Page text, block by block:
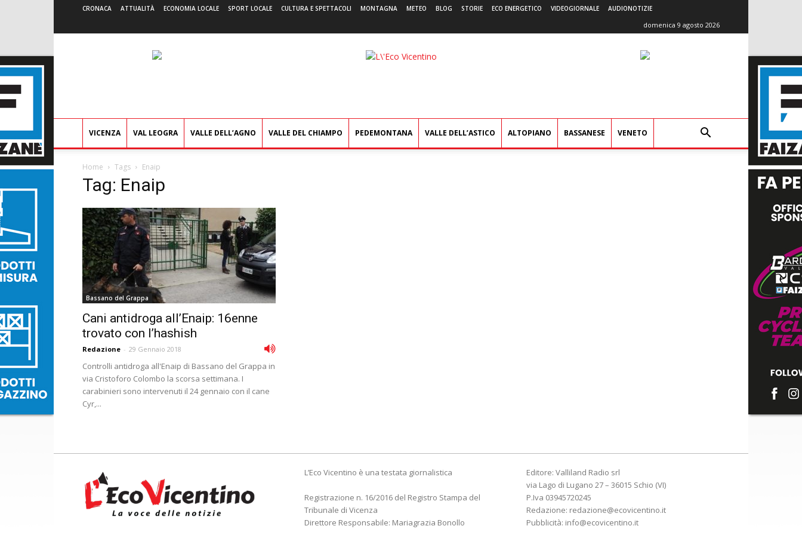
CRONACA ATTUALITÀ ECONOMIA LOCALE SPORT LOCALE CULTURA E SPETTACOLI MONTAGNA METEO BLOG STORIE ECO ENERGETICO VIDEOGIORNALE AUDIONOTIZIE
domenica 9 agosto 2026
L'Eco
VICENZA VAL LEOGRA VALLE DELL’AGNO VALLE DEL CHIAMPO PEDEMONTANA VALLE DELL’ASTICO ALTOPIANO BASSANESE VENETO
Home Tags Enaip
Tag: Enaip
Bassano del Grappa
Cani antidroga all’Enaip: 16enne
trovato con l’hashish
Redazione - 29 Gennaio 2018
Controlli antidroga all'Enaip di Bassano del Grappa in
via Cristoforo Colombo la scorsa settimana. I
carabinieri sono intervenuti il 24 gennaio con il cane
Cyr,...
L’Eco Vicentino è una testata giornalistica
Registrazione n. 16/2016 del Registro Stampa del
Tribunale di Vicenza
Direttore Responsabile: Mariagrazia Bonollo
Editore: Valliland Radio srl
via Lago di Lugano 27 – 36015 Schio (VI)
P.Iva 03945720245
Redazione: redazione@ecovicentino.it
Pubblicità: info@ecovicentino.it